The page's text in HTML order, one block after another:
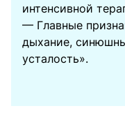
интенсивной
— Главные
дыхание,
усталость».